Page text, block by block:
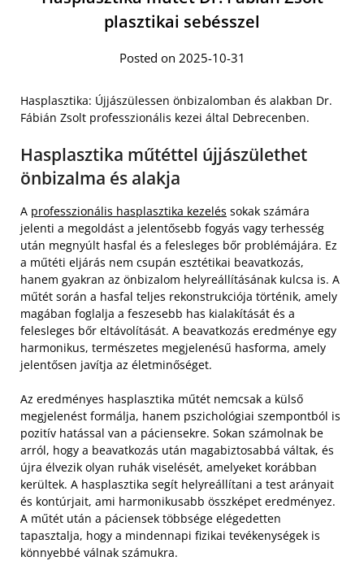
plasztikai sebésszel
Posted on 2025-10-31
Hasplasztika: Újjászülessen önbizalomban és alakban Dr.
Fábián Zsolt professzionális kezei által Debrecenben.
Hasplasztika műtéttel újjászülethet
önbizalma és alakja
A professzionális hasplasztika kezelés sokak számára
jelenti a megoldást a jelentősebb fogyás vagy terhesség
után megnyúlt hasfal és a felesleges bőr problémájára. Ez
a műtéti eljárás nem csupán esztétikai beavatkozás,
hanem gyakran az önbizalom helyreállításának kulcsa is. A
műtét során a hasfal teljes rekonstrukciója történik, amely
magában foglalja a feszesebb has kialakítását és a
felesleges bőr eltávolítását. A beavatkozás eredménye egy
harmonikus, természetes megjelenésű hasforma, amely
jelentősen javítja az életminőséget.
Az eredményes hasplasztika műtét nemcsak a külső
megjelenést formálja, hanem pszichológiai szempontból is
pozitív hatással van a páciensekre. Sokan számolnak be
arról, hogy a beavatkozás után magabiztosabbá váltak, és
újra élvezik olyan ruhák viselését, amelyeket korábban
kerültek. A hasplasztika segít helyreállítani a test arányait
és kontúrjait, ami harmonikusabb összképet eredményez.
A műtét után a páciensek többsége elégedetten
tapasztalja, hogy a mindennapi fizikai tevékenységek is
könnyebbé válnak számukra.